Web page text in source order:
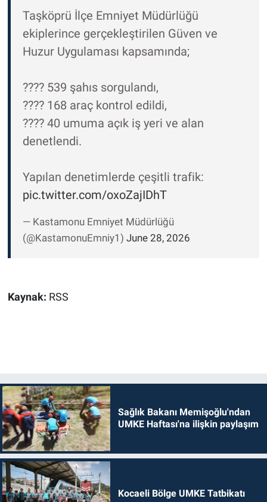
Taşköprü İlçe Emniyet Müdürlüğü
ekiplerince gerçekleştirilen Güven ve
Huzur Uygulaması kapsamında;
???? 539 şahıs sorgulandı,
???? 168 araç kontrol edildi,
???? 40 umuma açık iş yeri ve alan
denetlendi.
Yapılan denetimlerde çeşitli trafik:
pic.twitter.com/oxoZajIDhT
— Kastamonu Emniyet Müdürlüğü
(@KastamonuEmniy1) June 28, 2026
Kaynak: RSS
Sağlık Bakanı Memişoğlu'ndan
UMKE Haftası'na ilişkin paylaşım
Kocaeli Bölge UMKE Tatbikatı